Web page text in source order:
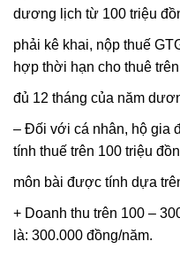
dương lịch từ 100 triệu
phải kê khai, nộp thuế
hợp thời hạn cho thuê
đủ 12 tháng của năm
– Đối với cá nhân, hộ gia
tính thuế trên 100 triệu
môn bài được tính dựa
+ Doanh thu trên 100 –
là: 300.000 đồng/năm.